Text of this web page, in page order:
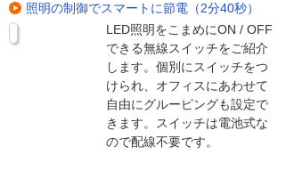
照明の制御でスマートに節電（2分40秒）
LED照明をこまめにON / OFF
できる無線スイッチをご紹介
します。個別にスイッチをつ
けられ、オフィスにあわせて
自由にグルーピングも設定で
きます。スイッチは電池式な
ので配線不要です。